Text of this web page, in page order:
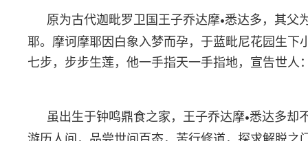
原为古代迦毗罗卫国王子乔达摩•悉达多，其父
耶。摩诃摩耶因白象入梦而孕，于蓝毗尼花园生
七步，步步生莲，他一手指天一手指地，宣告世人
虽出生于钟鸣鼎食之家，王子乔达摩•悉达多却